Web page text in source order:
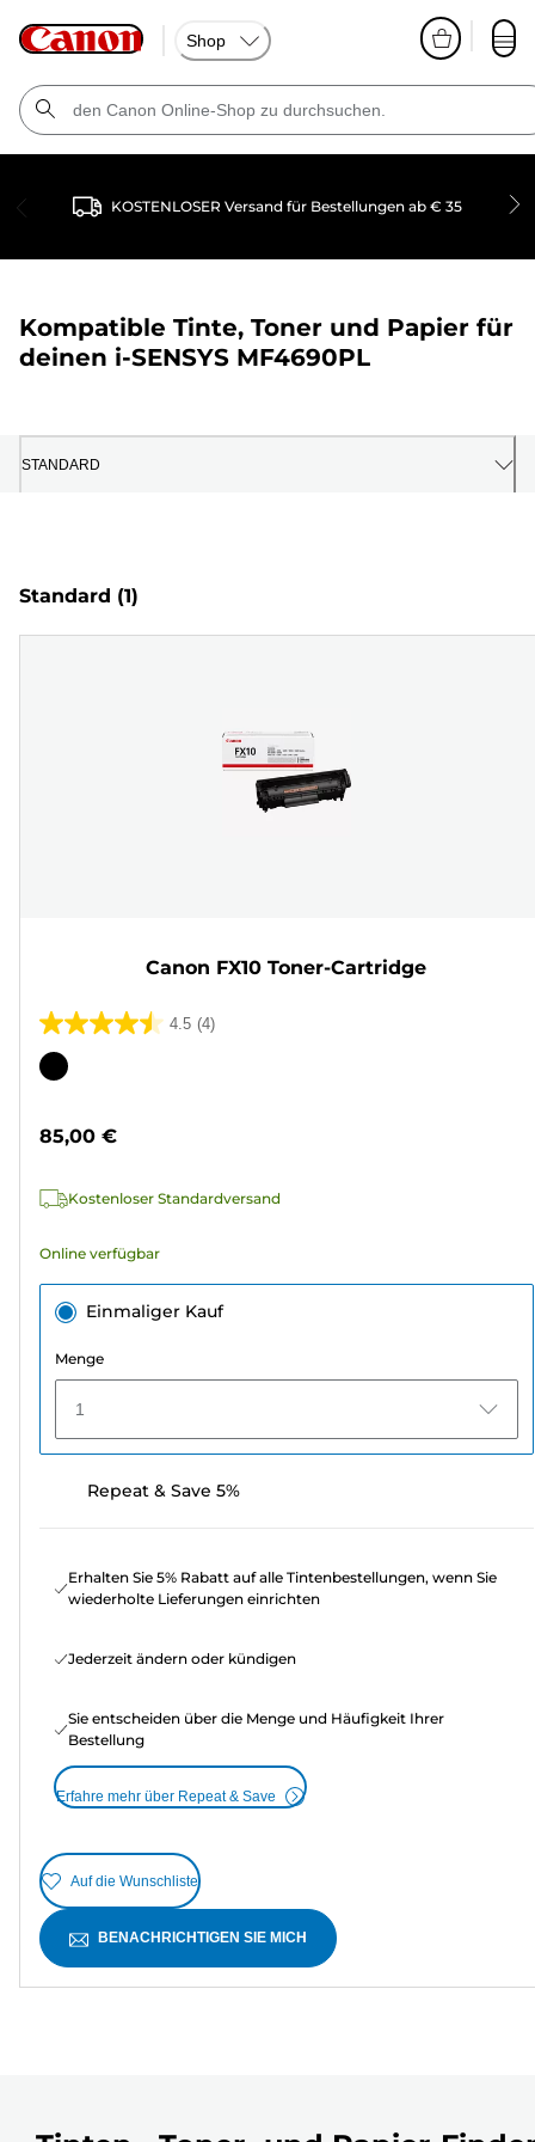
Shop
KOSTENLOSER Versand für Bestellungen ab € 35
Kompatible Tinte, Toner und Papier für
deinen i-SENSYS MF4690PL
STANDARD
Standard (1)
Canon FX10 Toner-Cartridge
4.5 (4)
4.5
von
4
Farbpatrone
85,00 €
Kostenloser Standardversand
Online verfügbar
Einmaliger Kauf
Menge
1
Repeat & Save 5%
Erhalten Sie 5% Rabatt auf alle Tintenbestellungen, wenn Sie
wiederholte Lieferungen einrichten
Jederzeit ändern oder kündigen
Sie entscheiden über die Menge und Häufigkeit Ihrer
Bestellung
Erfahre mehr über Repeat & Save
Auf die Wunschliste
BENACHRICHTIGEN SIE MICH